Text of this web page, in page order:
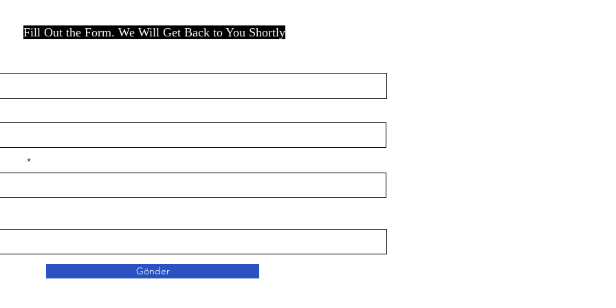
Fill Out the Form. We Will Get Back to You Shortly
Gönder